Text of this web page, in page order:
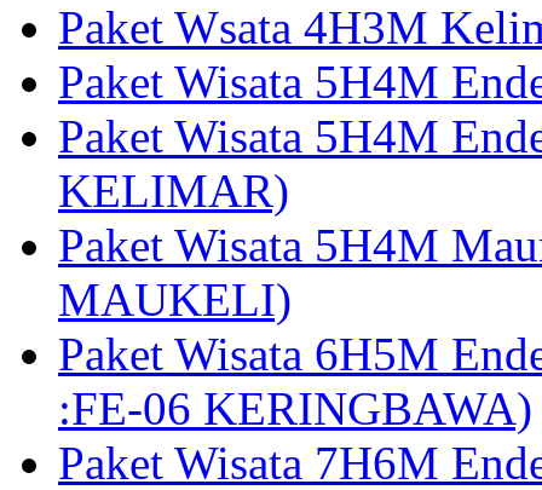
Paket Wsata 4H3M
Paket Wisata 5H4M
Paket Wisata 5H4M
KELIMAR)
Paket Wisata 5H4M
MAUKELI)
Paket Wisata 6H5M
:FE-06 KERINGBAWA)
Paket Wisata 7H6M